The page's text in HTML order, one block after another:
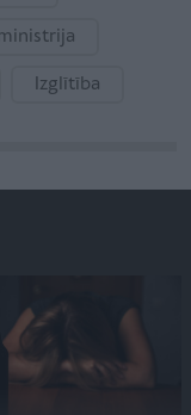
Izglītība